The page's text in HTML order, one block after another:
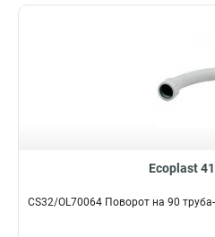
Ecoplast
CS32/OL70064 Поворот на 90